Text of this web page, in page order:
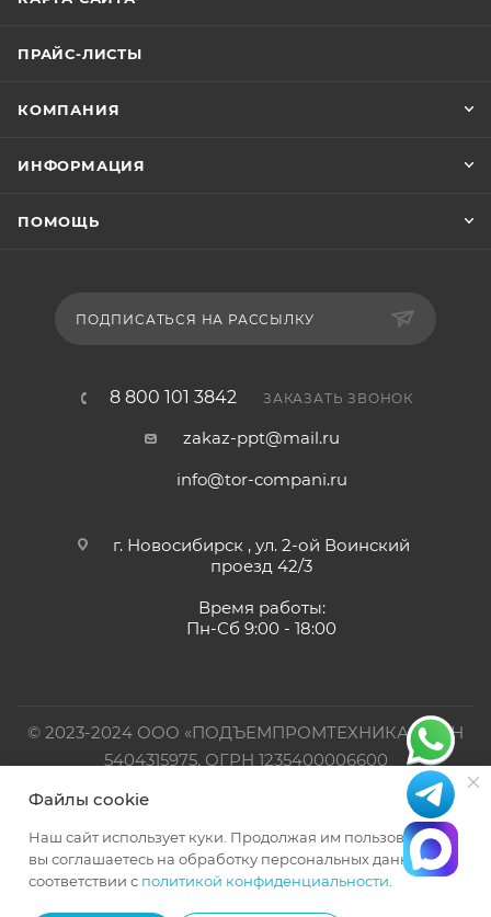
ПРАЙС-ЛИСТЫ
КОМПАНИЯ
ИНФОРМАЦИЯ
ПОМОЩЬ
ПОДПИСАТЬСЯ НА РАССЫЛКУ
8 800 101 3842 ЗАКАЗАТЬ ЗВОНОК
zakaz-ppt@mail.ru
info@tor-compani.ru
г. Новосибирск , ул. 2-ой Воинский
проезд 42/3
Время работы:
Пн-Сб 9:00 - 18:00
© 2023-2024 ООО «ПОДЪЕМПРОМТЕХНИКА». ИНН
5404315975, ОГРН 1235400006600
Официальный представитель TOR INDUSTRIES
Файлы cookie
Наш сайт использует куки. Продолжая им пользоваться,
вы соглашаетесь на обработку персональных данных в
соответствии с политикой конфиденциальности